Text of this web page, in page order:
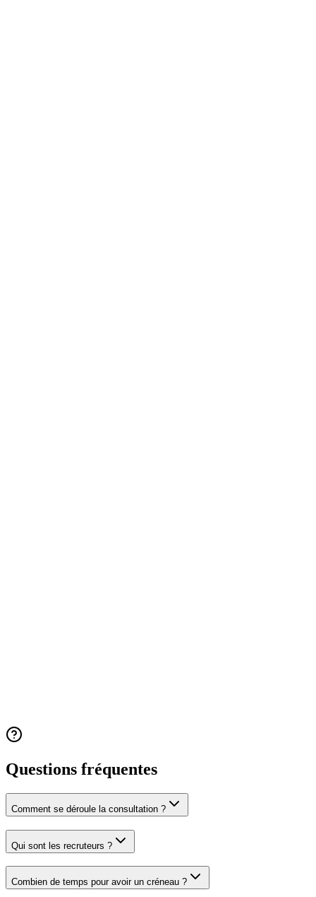
Questions fréquentes
Comment se déroule la consultation ?
Qui sont les recruteurs ?
Combien de temps pour avoir un créneau ?